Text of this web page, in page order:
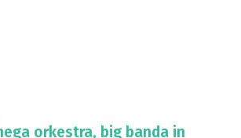
orkestra, big banda in